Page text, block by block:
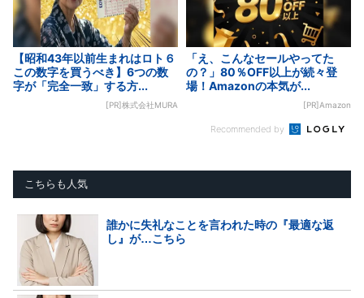
【昭和43年以前生まれはロト６
この数字を買うべき】6つの数
字が「完全一致」する方...
[PR]株式会社MURA
「え、こんなセールやってた
の？」80％OFF以上が続々登
場！Amazonの本気が...
[PR]Amazon
Recommended by
こちらも人気
誰かに失礼なことを言われた時の『最適な返
し』が…こちら